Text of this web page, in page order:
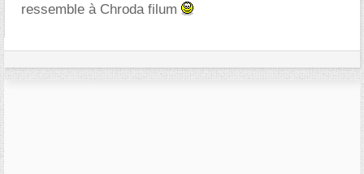
ressemble à Chroda filum